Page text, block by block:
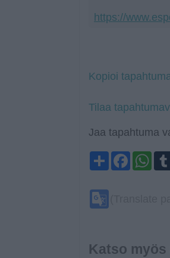
https://
Kopioi
Tilaa
Jaa tapahtuma
Share
Katso myös